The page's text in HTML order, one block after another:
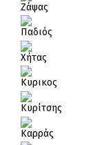
Ζάψας
Παδιός
Χήτας
Κυρικος
Κυρίτσης
Καρράς